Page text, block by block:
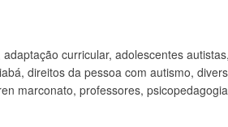
adaptação curricular, adolescentes autistas,
, direitos da pessoa com autismo,
marconato, professores, psicopedagogia